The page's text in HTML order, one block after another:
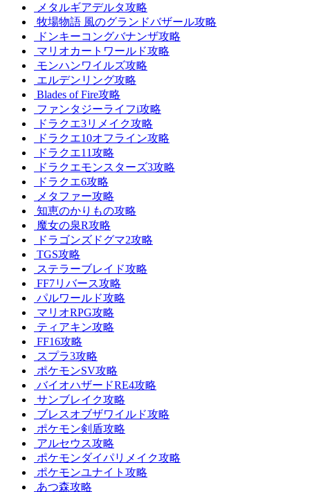
メタルギアデルタ攻略
牧場物語 風のグランドバザール攻略
ドンキーコングバナンザ攻略
マリオカートワールド攻略
モンハンワイルズ攻略
エルデンリング攻略
Blades of Fire攻略
ファンタジーライフi攻略
ドラクエ3リメイク攻略
ドラクエ10オフライン攻略
ドラクエ11攻略
ドラクエモンスターズ3攻略
ドラクエ6攻略
メタファー攻略
知恵のかりもの攻略
魔女の泉R攻略
ドラゴンズドグマ2攻略
TGS攻略
ステラーブレイド攻略
FF7リバース攻略
パルワールド攻略
マリオRPG攻略
ティアキン攻略
FF16攻略
スプラ3攻略
ポケモンSV攻略
バイオハザードRE4攻略
サンブレイク攻略
ブレスオブザワイルド攻略
ポケモン剣盾攻略
アルセウス攻略
ポケモンダイパリメイク攻略
ポケモンユナイト攻略
あつ森攻略